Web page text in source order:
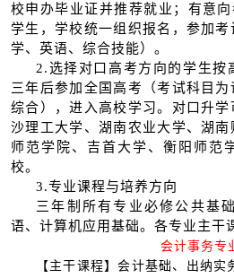
校申办毕业证并推荐就业；有意
学生，学校统一组织报名，参加
学、英语、综合技能）。
2.选择对口高考方向的学生按
三年后参加全国高考（考试科目
综合），进入高校学习。对口升
沙理工大学、湖南农业大学、湖
师范学院、吉首大学、衡阳师范
校。
3.专业课程与培养方向
三年制所有专业必修公共基
语、计算机应用基础。各专业主干
会计事务专
【主干课程】会计基础、出纳